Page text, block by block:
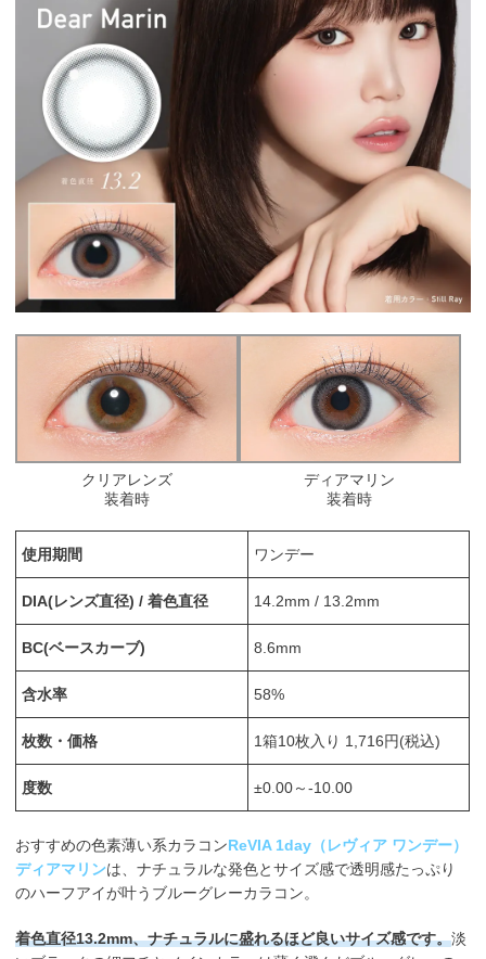
クリアレンズ
装着時
ディアマリン
装着時
使用期間 ワンデー
DIA(レンズ直径) / 着色直径 14.2mm / 13.2mm
BC(ベースカーブ) 8.6mm
含水率 58%
枚数・価格 1箱10枚入り 1,716円(税込)
度数 ±0.00～-10.00
おすすめの色素薄い系カラコンReVIA 1day（レヴィア ワンデー）
ディアマリンは、ナチュラルな発色とサイズ感で透明感たっぷり
のハーフアイが叶うブルーグレーカラコン。
着色直径13.2mm、ナチュラルに盛れるほど良いサイズ感です。淡